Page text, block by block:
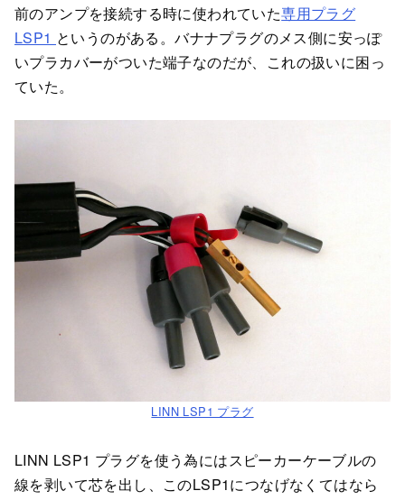
前のアンプを接続する時に使われていた専用プラグ
LSP1 というのがある。バナナプラグのメス側に安っぽ
いプラカバーがついた端子なのだが、これの扱いに困っ
ていた。
LINN LSP1 プラグ
LINN LSP1 プラグを使う為にはスピーカーケーブルの
線を剥いて芯を出し、このLSP1につなげなくてはなら